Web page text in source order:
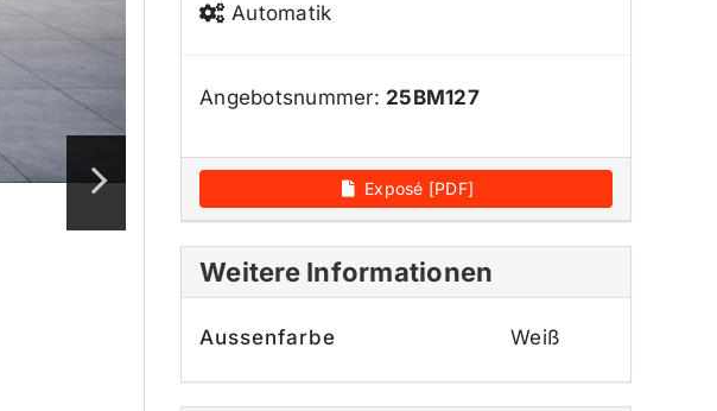
Automatik
Angebotsnummer: 25BM127
Exposé [PDF]
Weitere Informationen
Aussenfarbe Weiß